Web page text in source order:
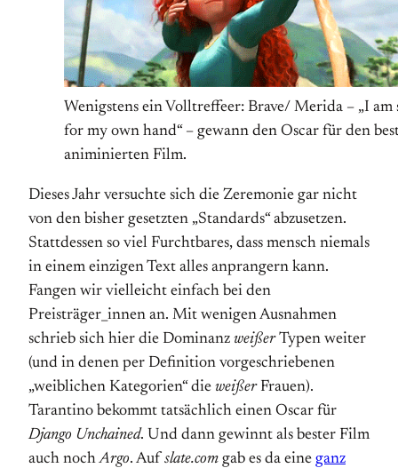
Wenigstens ein Volltreffeer: Brave/ Merida – „I am
for my own hand“ – gewann den Oscar für den
animinierten Film.
Dieses Jahr versuchte sich die Zeremonie gar nicht
von den bisher gesetzten „Standards“ abzusetzen.
Stattdessen so viel Furchtbares, dass mensch niemals
in einem einzigen Text alles anprangern kann.
Fangen wir vielleicht einfach bei den
Preisträger_innen an. Mit wenigen Ausnahmen
schrieb sich hier die Dominanz weißerTypen weiter
(und in denen per Definition vorgeschriebenen
„weiblichen Kategorien“ die weißerFrauen).
Tarantino bekommt tatsächlich einen Oscar für
Django Unchained. Und dann gewinnt als bester Film
auch nochArgo. Auf slate.com gab es da eine ganz